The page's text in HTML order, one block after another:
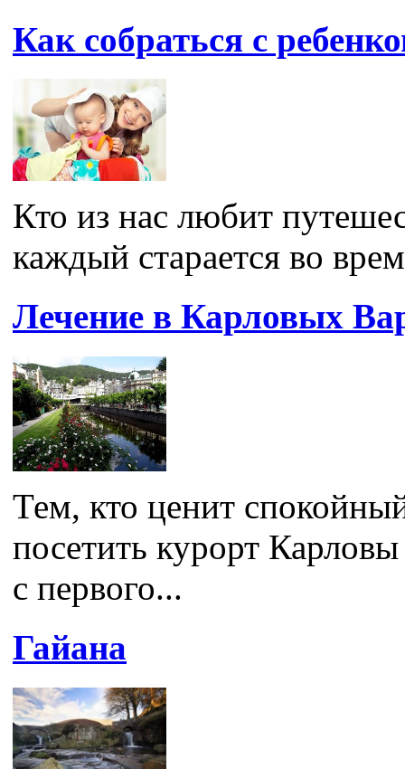
Как собраться с
Кто из нас любит
каждый старается во
Лечение в Карловых
Тем, кто ценит
посетить курорт
с первого...
Гайана